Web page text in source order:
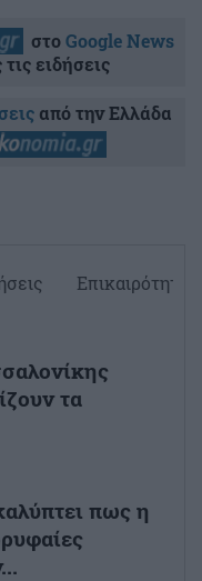
στοGoogle News
ειδήσεις
από την Ελλάδα
Επικαιρότητα
τα
πως η